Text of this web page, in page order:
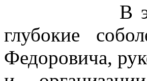
В этот
глубокие
Федоровича,